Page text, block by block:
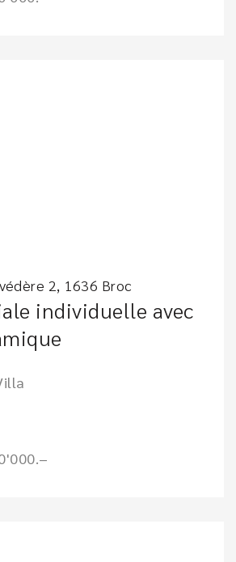
2, 1636 Broc
individuelle avec